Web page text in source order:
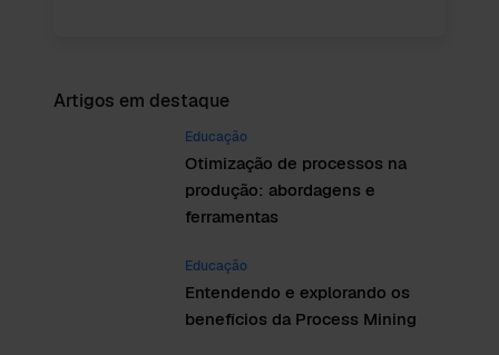
Artigos em destaque
Educação
Otimização de processos na
produção: abordagens e
ferramentas
Educação
Entendendo e explorando os
benefícios da Process Mining